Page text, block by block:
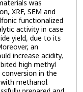
was
XRF, SEM and
functionalized
activity in case
yield, due to its
an
increase acidity,
high methyl
in the
methanol.